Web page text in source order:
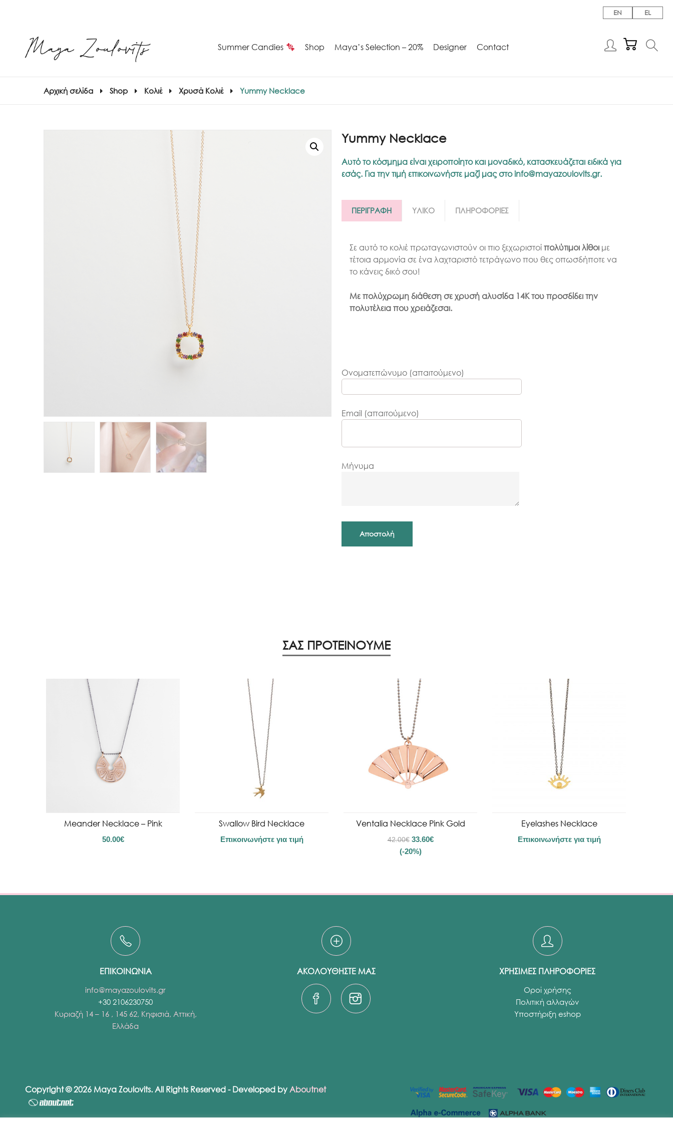
EN EL
Summer Candies Shop Maya’s Selection – 20% Designer Contact
Αρχική σελίδα Shop Κολιέ Χρυσά Κολιέ Yummy Necklace
Yummy Necklace
Αυτό το κόσμημα είναι χειροποίητο και μοναδικό, κατασκευάζεται ειδικά για
εσάς. Για την τιμή επικοινωνήστε μαζί μας στοinfo@mayazoulovits.gr.
ΠΕΡΙΓΡΑΦΗ ΥΛΙΚΟ ΠΛΗΡΟΦΟΡΙΕΣ
Σε αυτό το κολιέ πρωταγωνιστούν οι πιο ξεχωριστοίπολύτιμοι λίθοι με
τέτοια αρμονία σε ένα λαχταριστό τετράγωνο που θες οπωσδήποτε να
το κάνεις δικό σου!
Με πολύχρωμη διάθεση σε χρυσή αλυσίδα 14Κ του προσδίδει την
πολυτέλεια που χρειάζεσαι.
Ονοματεπώνυμο (απαιτούμενο)
Email (απαιτούμενο)
Μήνυμα
ΣΑΣ ΠΡΟΤΕΙΝΟΥΜΕ
Meander Necklace – Pink
50.00€
Swallow Bird Necklace
Επικοινωνήστε για τιμή
Ventalia Necklace Pink Gold
42.00€ 33.60€
(-20%)
Eyelashes Necklace
Επικοινωνήστε για τιμή
ΕΠΙΚΟΙΝΩΝΙΑ
info@mayazoulovits.gr
+30 2106230750
Κυριαζή 14 – 16 , 145 62, Κηφισιά, Αττική,
Ελλάδα
ΑΚΟΛΟΥΘΗΣΤΕ ΜΑΣ ΧΡΗΣΙΜΕΣ ΠΛΗΡΟΦΟΡΙΕΣ
Οροί χρήσης
Πολιτική αλλαγών
Υποστήριξη eshop
Copyright © 2026 Maya Zoulovits. All Rights Reserved - Developed byAboutnet